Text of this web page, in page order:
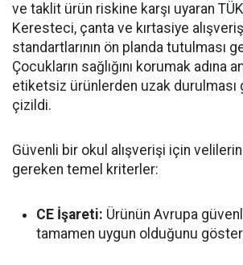
ve taklit ürün riskine karşı uyaran
Keresteci, çanta ve kırtasiye
standartlarının ön planda tutulması
Çocukların sağlığını korumak adına
etiketsiz ürünlerden uzak durulması
çizildi.
Güvenli bir okul alışverişi için
gereken temel kriterler:
CE İşareti: Ürünün Avrupa
tamamen uygun olduğunu